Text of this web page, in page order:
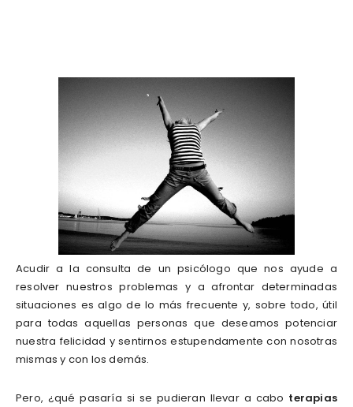
Acudir a la consulta de un psicólogo que nos ayude a
resolver nuestros problemas y a afrontar determinadas
situaciones es algo de lo más frecuente y, sobre todo, útil
para todas aquellas personas que deseamos potenciar
nuestra felicidad y sentirnos estupendamente con nosotras
mismas y con los demás.
Pero, ¿qué pasaría si se pudieran llevar a cabo terapias